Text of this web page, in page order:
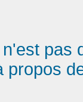
pas
propos